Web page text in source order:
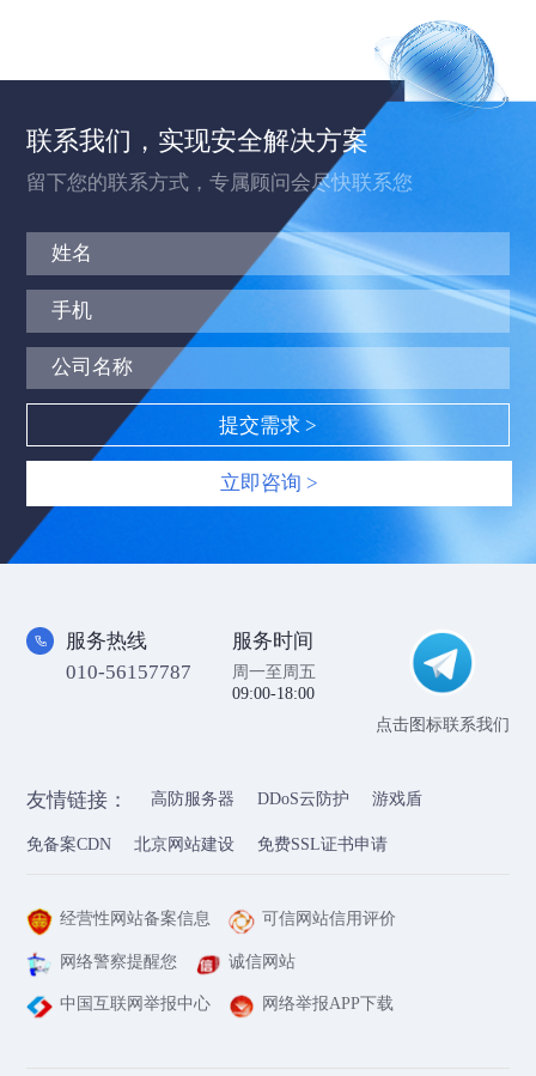
联系我们，实现安全解决方案
留下您的联系方式，专属顾问会尽快联系您
立即咨询 >
服务热线
010-56157787
服务时间
周一至周五
09:00-18:00
点击图标联系我们
友情链接： 高防服务器 DDoS云防护 游戏盾
免备案CDN 北京网站建设 免费SSL证书申请
经营性网站备案信息 可信网站信用评价
网络警察提醒您 诚信网站
中国互联网举报中心 网络举报APP下载